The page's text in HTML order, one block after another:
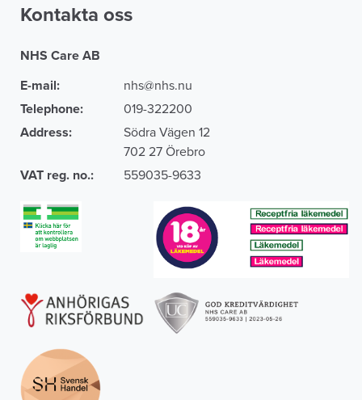
Kontakta oss
NHS Care AB
E-mail:
nhs@nhs.nu
Telephone:
019-322200
Address:
Södra Vägen 12
702 27 Örebro
VAT reg. no.:
559035-9633